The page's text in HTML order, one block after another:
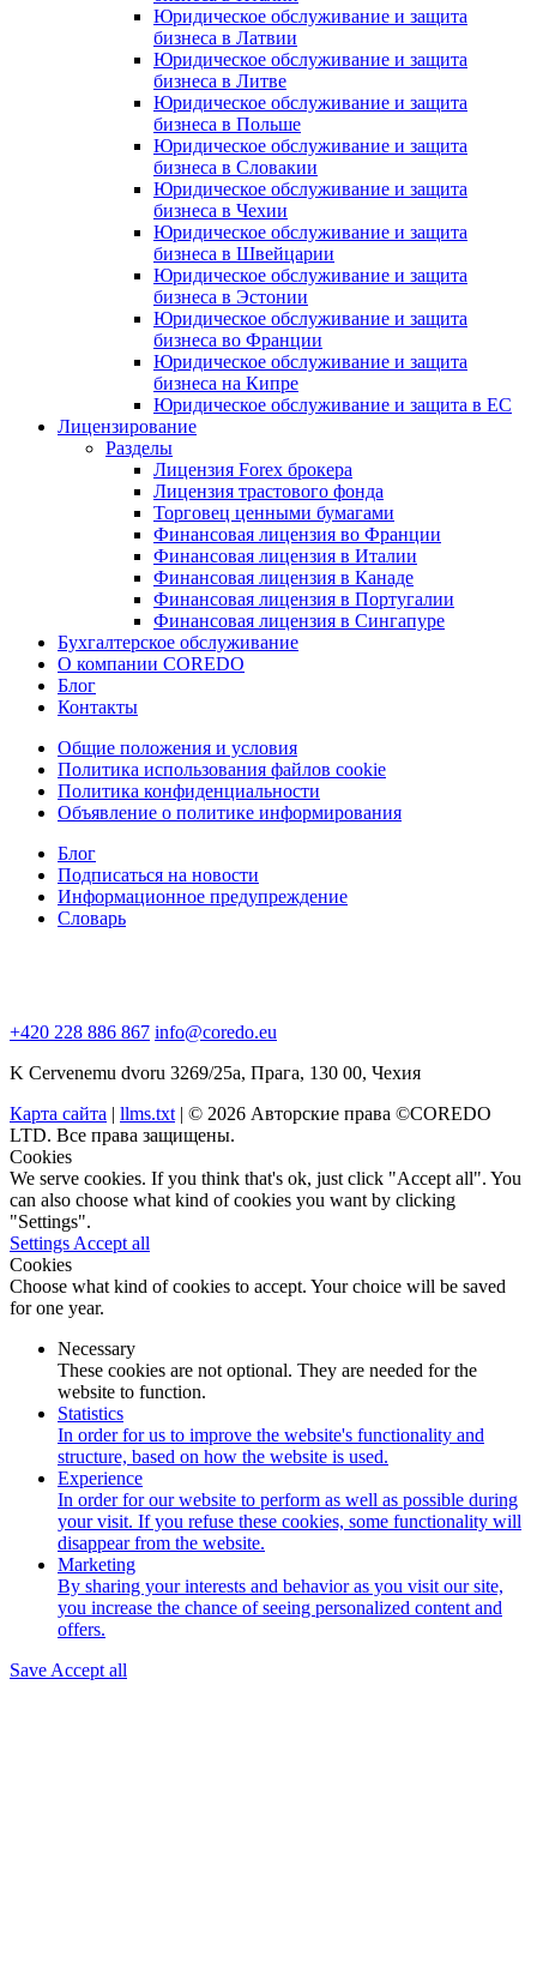
Юридическое обслуживание и защита
бизнеса в Латвии
Юридическое обслуживание и защита
бизнеса в Литве
Юридическое обслуживание и защита
бизнеса в Польше
Юридическое обслуживание и защита
бизнеса в Словакии
Юридическое обслуживание и защита
бизнеса в Чехии
Юридическое обслуживание и защита
бизнеса в Швейцарии
Юридическое обслуживание и защита
бизнеса в Эстонии
Юридическое обслуживание и защита
бизнеса во Франции
Юридическое обслуживание и защита
бизнеса на Кипре
Юридическое обслуживание и защита в ЕС
Лицензирование
Разделы
Лицензия Forex брокера
Лицензия трастового фонда
Торговец ценными бумагами
Финансовая лицензия во Франции
Финансовая лицензия в Италии
Финансовая лицензия в Канаде
Финансовая лицензия в Португалии
Финансовая лицензия в Сингапуре
Бухгалтерское обслуживание
О компании COREDO
Блог
Контакты
Общие положения и условия
Политика использования файлов cookie
Политика конфиденциальности
Объявление о политике информирования
Блог
Подписаться на новости
Информационное предупреждение
Словарь
+420 228 886 867 info@coredo.eu
K Cervenemu dvoru 3269/25a, Прага, 130 00, Чехия
Карта сайта | llms.txt | © 2026 Авторские права ©COREDO
LTD. Все права защищены.
Cookies
We serve cookies. If you think that's ok, just click "Accept all". You
can also choose what kind of cookies you want by clicking
"Settings".
Settings Accept all
Cookies
Choose what kind of cookies to accept. Your choice will be saved
for one year.
Necessary
These cookies are not optional. They are needed for the
website to function.
Statistics
In order for us to improve the website's functionality and
structure, based on how the website is used.
Experience
In order for our website to perform as well as possible during
your visit. If you refuse these cookies, some functionality will
disappear from the website.
Marketing
By sharing your interests and behavior as you visit our site,
you increase the chance of seeing personalized content and
offers.
Save Accept all